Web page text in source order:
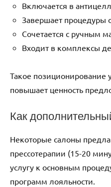
Включается в
Завершает процедуры
Сочетается с ручным
Входит в комплексы
Такое позиционирование
повышает ценность
Как
Некоторые салоны
прессотерапии (15-20
услугу к основным
программ лояльности.